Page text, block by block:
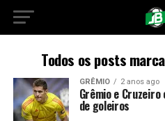
Todos os posts
GRÊMIO 2 anos ago
Grêmio e
de goleiros